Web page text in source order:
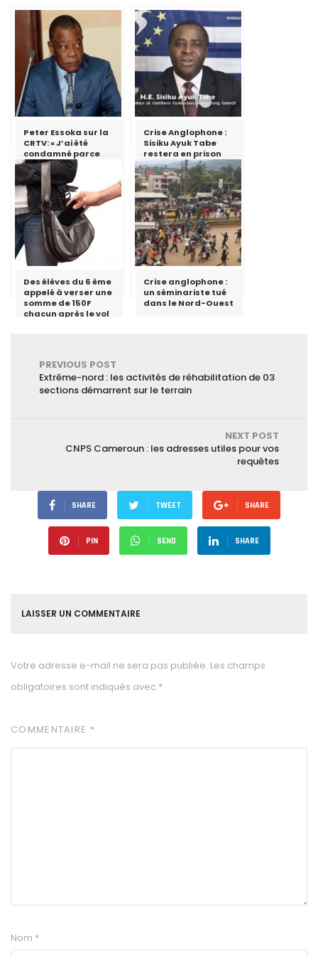
Peter Essoka sur la
CRTV: « J’ai été
condamné parce
que j’ai essayé de
critiquer le fait qu’il
ne faut pas utiliser
le discours de haine
»
Crise Anglophone :
Sisiku Ayuk Tabe
restera en prison
Des élèves du 6 ème
appelé à verser une
somme de 150F
chacun après le vol
Crise anglophone :
un séminariste tué
dans le Nord-Ouest
PREVIOUS POST
Extrême-nord : les activités de réhabilitation de 03
sections démarrent sur le terrain
NEXT POST
CNPS Cameroun : les adresses utiles pour vos
requêtes
SHARE TWEET SHARE
PIN SEND SHARE
LAISSER UN COMMENTAIRE
Votre adresse e-mail ne sera pas publiée. Les champs
obligatoires sont indiqués avec *
COMMENTAIRE *
Nom *